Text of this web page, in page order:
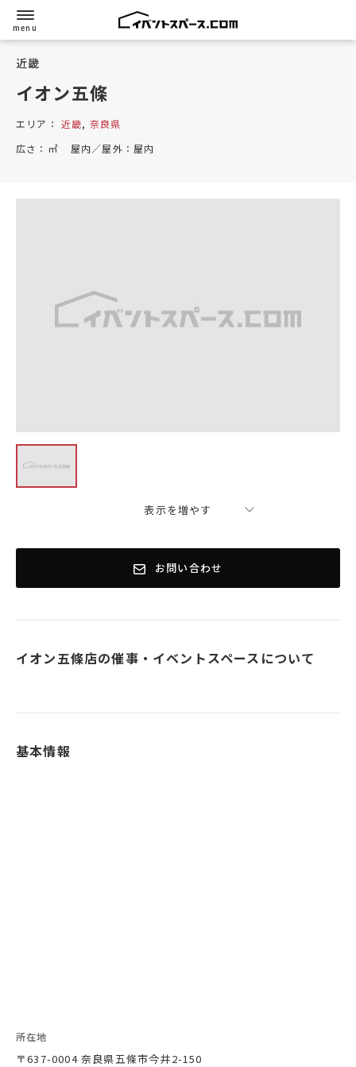
近畿
イオン五條
エリア： 近畿, 奈良県
広さ： ㎡ 屋内／屋外： 屋内
表示を増やす
お問い合わせ
イオン五條店の催事・イベントスペースについて
基本情報
所在地
〒637-0004 奈良県五條市今井2-150